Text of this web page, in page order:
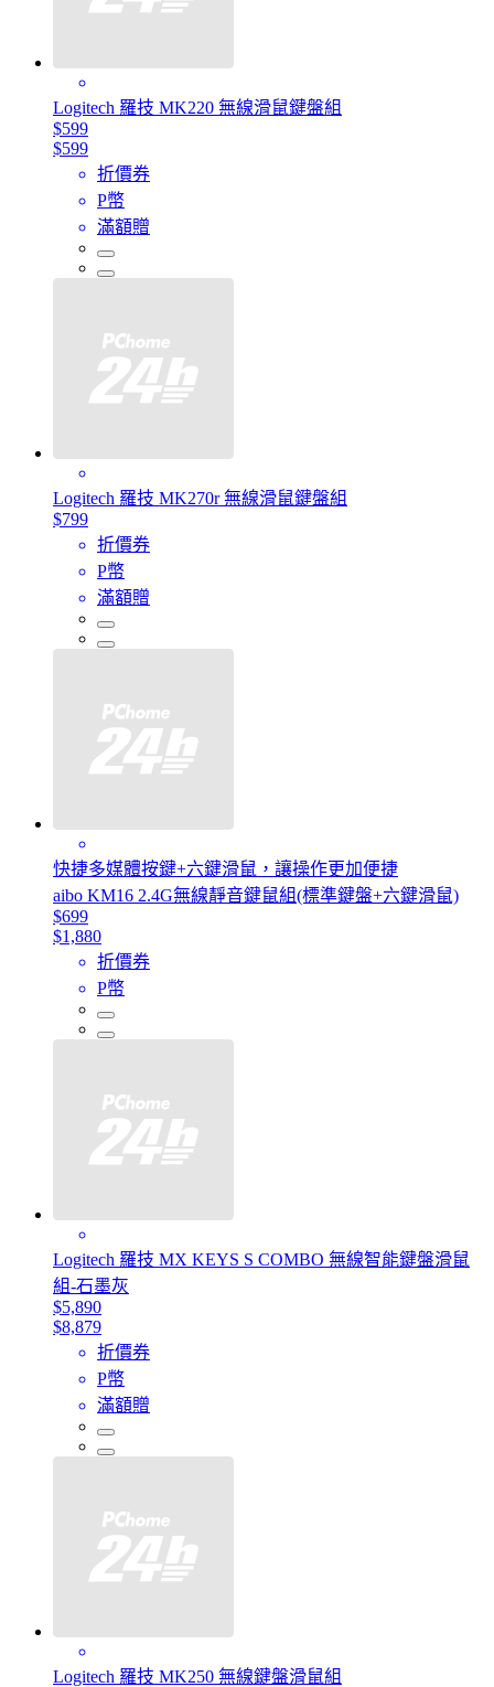
Logitech 羅技 MK220 無線滑鼠鍵盤組
$599
$599
折價券
P幣
滿額贈
Logitech 羅技 MK270r 無線滑鼠鍵盤組
$799
折價券
P幣
滿額贈
快捷多媒體按鍵+六鍵滑鼠，讓操作更加便捷
aibo KM16 2.4G無線靜音鍵鼠組(標準鍵盤+六鍵滑鼠)
$699
$1,880
折價券
P幣
Logitech 羅技 MX KEYS S COMBO 無線智能鍵盤滑鼠
組-石墨灰
$5,890
$8,879
折價券
P幣
滿額贈
Logitech 羅技 MK250 無線鍵盤滑鼠組